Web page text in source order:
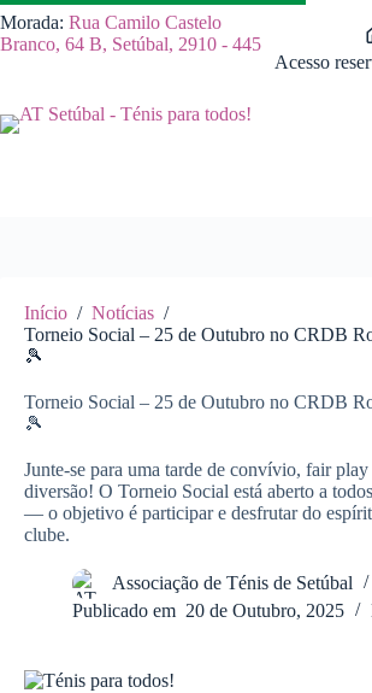
Pular
para
o
Morada: Rua Camilo Castelo
Branco, 64 B, Setúbal, 2910 - 445
Acesso
Início / Notícias /
Torneio Social – 25 de Outubro no CRDB
🎾
Torneio Social – 25 de Outubro no CRDB
🎾
Junte-se para uma tarde de convívio, fair play
diversão! O Torneio Social está aberto a
— o objetivo é participar e desfrutar do
clube.
Associação de Ténis de Setúbal
Publicado em 20 de Outubro, 2025